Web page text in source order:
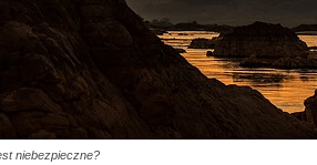
niebezpieczne?